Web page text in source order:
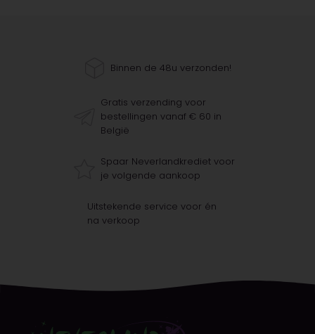
Binnen de 48u verzonden!
Gratis verzending voor
bestellingen vanaf € 60 in
België
Spaar Neverlandkrediet voor
je volgende aankoop
Uitstekende service voor én
na verkoop